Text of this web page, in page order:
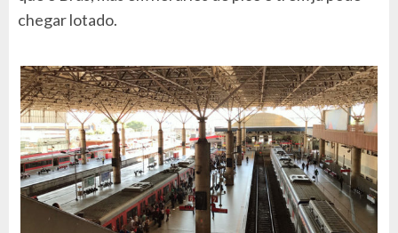
chegar lotado.